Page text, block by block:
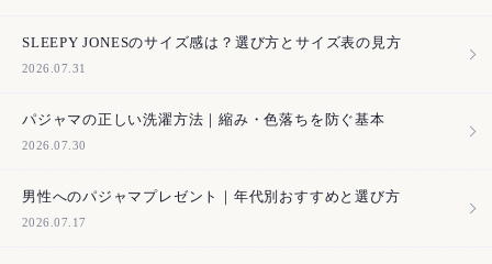
SLEEPY JONESのサイズ感は？選び方とサイズ表の見方
2026.07.31
パジャマの正しい洗濯方法｜縮み・色落ちを防ぐ基本
2026.07.30
男性へのパジャマプレゼント｜年代別おすすめと選び方
2026.07.17